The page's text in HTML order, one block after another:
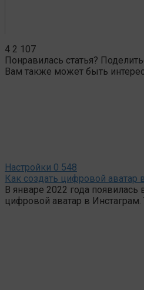
4 2 107
Понравилась статья?
Вам также может быть
Настройки 0 548
Как создать цифровой аватар
В январе 2022 года появилась
цифровой аватар в